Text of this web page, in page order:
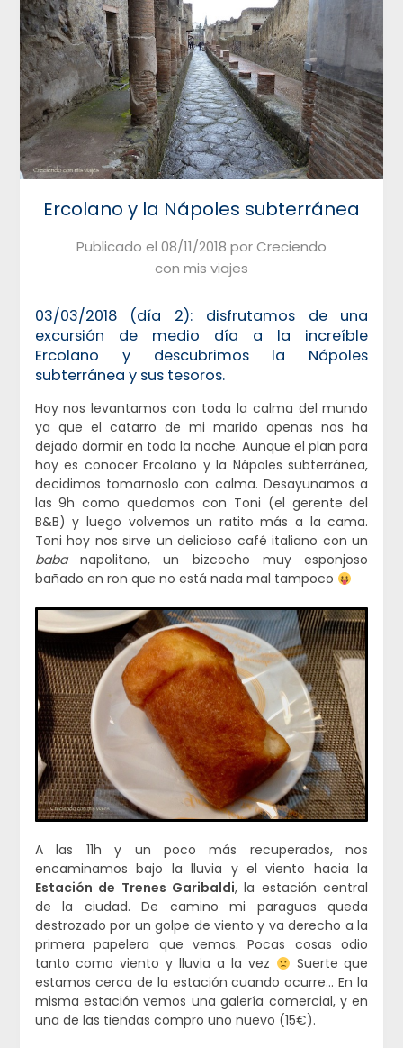
Ercolano y la Nápoles subterránea
Publicado el 08/11/2018 porCreciendo
con mis viajes
03/03/2018 (día 2): disfrutamos de una
excursión de medio día a la increíble
Ercolano y descubrimos la Nápoles
subterránea y sus tesoros.
Hoy nos levantamos con toda la calma del mundo
ya que el catarro de mi marido apenas nos ha
dejado dormir en toda la noche. Aunque el plan para
hoy es conocer Ercolano y la Nápoles subterránea,
decidimos tomarnoslo con calma. Desayunamos a
las 9h como quedamos con Toni (el gerente del
B&B) y luego volvemos un ratito más a la cama.
Toni hoy nos sirve un delicioso café italiano con un
babanapolitano, un bizcocho muy esponjoso
bañado en ron que no está nada mal tampoco
A las 11h y un poco más recuperados, nos
encaminamos bajo la lluvia y el viento hacia la
Estación de Trenes Garibaldi, la estación central
de la ciudad. De camino mi paraguas queda
destrozado por un golpe de viento y va derecho a la
primera papelera que vemos. Pocas cosas odio
tanto como viento y lluvia a la vez
Suerte que
estamos cerca de la estación cuando ocurre… En la
misma estación vemos una galería comercial, y en
una de las tiendas compro uno nuevo (15€).